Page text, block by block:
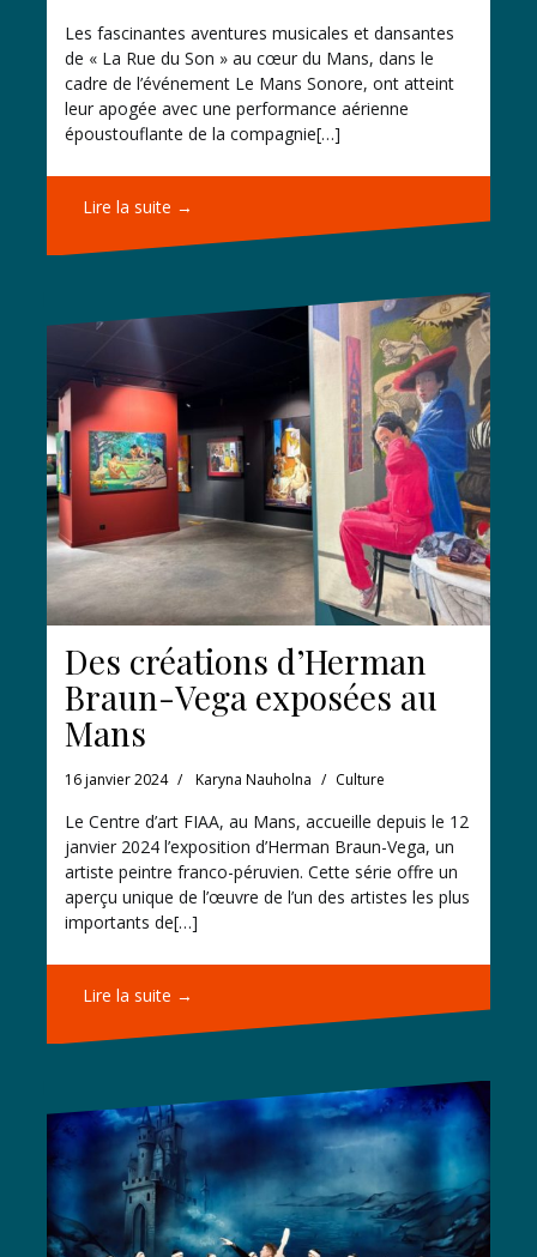
Les fascinantes aventures musicales et dansantes
de « La Rue du Son » au cœur du Mans, dans le
cadre de l’événement Le Mans Sonore, ont atteint
leur apogée avec une performance aérienne
époustouflante de la compagnie[…]
Lire la suite →
Des créations d’Herman
Braun-Vega exposées au
Mans
16 janvier 2024 Karyna Nauholna Culture
Le Centre d’art FIAA, au Mans, accueille depuis le 12
janvier 2024 l’exposition d’Herman Braun-Vega, un
artiste peintre franco-péruvien. Cette série offre un
aperçu unique de l’œuvre de l’un des artistes les plus
importants de[…]
Lire la suite →